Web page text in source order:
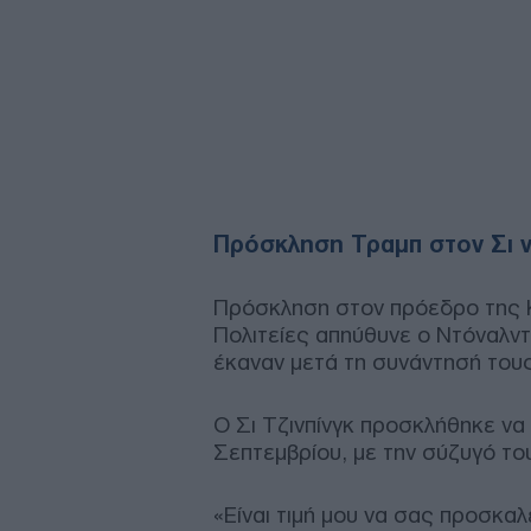
Πρόσκληση Τραμπ στον Σι
Πρόσκληση στον πρόεδρο της
Πολιτείες απηύθυνε ο
έκαναν μετά τη συνάντησή
Ο Σι Τζινπίνγκ προσκλήθηκε
Σεπτεμβρίου, με την σύζυγό
«Είναι τιμή μου να σας